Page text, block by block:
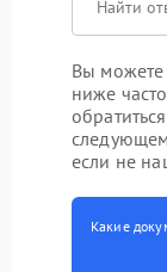
Вы можете
ниже
если не
Какие